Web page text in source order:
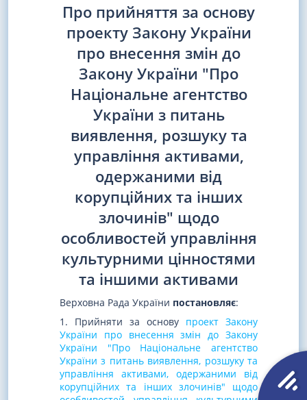
Про прийняття за основу
проекту Закону України
про внесення змін до
Закону України "Про
Національне агентство
України з питань
виявлення, розшуку та
управління активами,
одержаними від
корупційних та інших
злочинів" щодо
особливостей управління
культурними цінностями
та іншими активами
Верховна Рада України постановляє:
1. Прийняти за основу проект Закону
України про внесення змін до Закону
України "Про Національне агентство
України з питань виявлення, розшуку та
управління активами, одержаними від
корупційних та інших злочинів" щодо